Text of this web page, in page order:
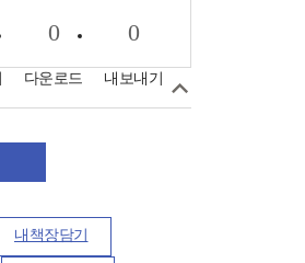
0
다운로드
0
내보내기
내책장담기